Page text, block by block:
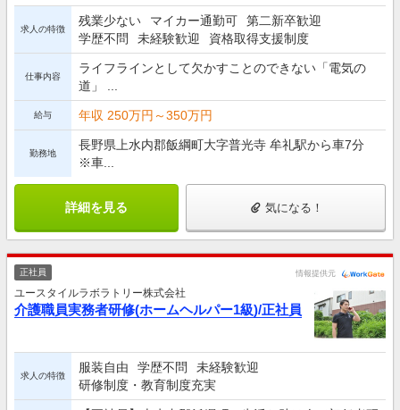
求人の特徴
残業少ない マイカー通勤可
第二新卒歓迎
学歴不問
未経験歓迎 資格取得支援制度
仕事内容
ライフラインとして欠かすことのできない「電気の
道」 ...
給与 年収 250万円～350万円
勤務地
長野県上水内郡飯綱町大字普光寺 牟礼駅から車7分
※車...
詳細を見る 気になる！
正社員 情報提供元
ユースタイルラボラトリー株式会社
介護職員実務者研修(ホームヘルパー1級)/正社員
求人の特徴
服装自由 学歴不問
未経験歓迎
研修制度・教育制度充実